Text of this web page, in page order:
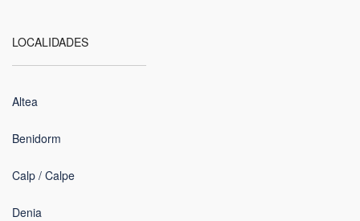
LOCALIDADES
Altea
Benidorm
Calp / Calpe
Denia